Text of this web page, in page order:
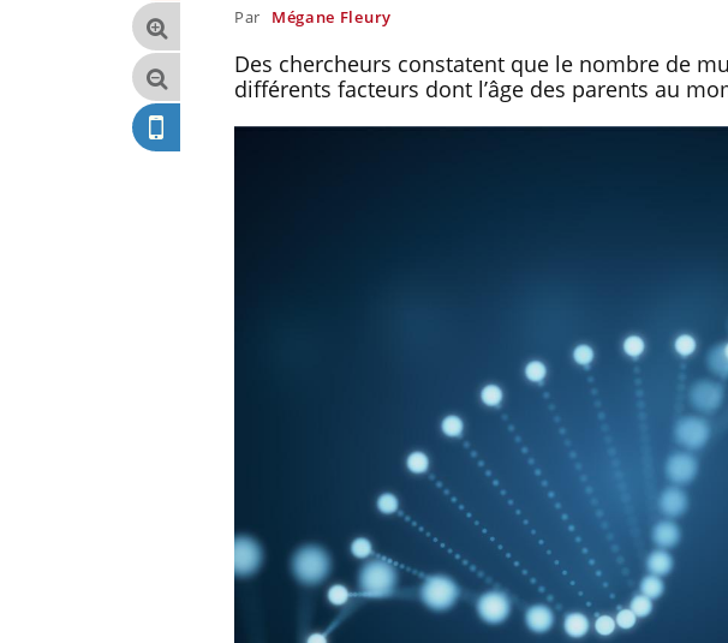
Par Mégane Fleury
Des chercheurs constatent que le nombre de
différents facteurs dont l’âge des parents au